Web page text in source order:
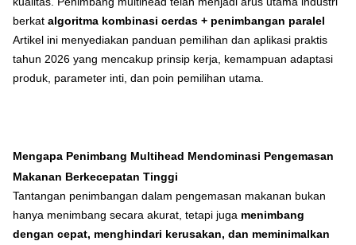
berkat algoritma kombinasi cerdas + penimbangan paralel
Artikel ini menyediakan panduan pemilihan dan aplikasi praktis
tahun 2026 yang mencakup prinsip kerja, kemampuan adaptasi
produk, parameter inti, dan poin pemilihan utama.
Mengapa Penimbang Multihead Mendominasi Pengemasan
Makanan Berkecepatan Tinggi
Tantangan penimbangan dalam pengemasan makanan bukan
hanya menimbang secara akurat, tetapi juga menimbang
dengan cepat, menghindari kerusakan, dan meminimalkan